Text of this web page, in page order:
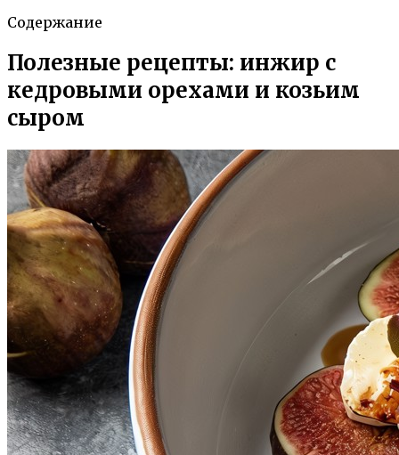
Содержание
Полезные рецепты: инжир с
кедровыми орехами и козьим
сыром